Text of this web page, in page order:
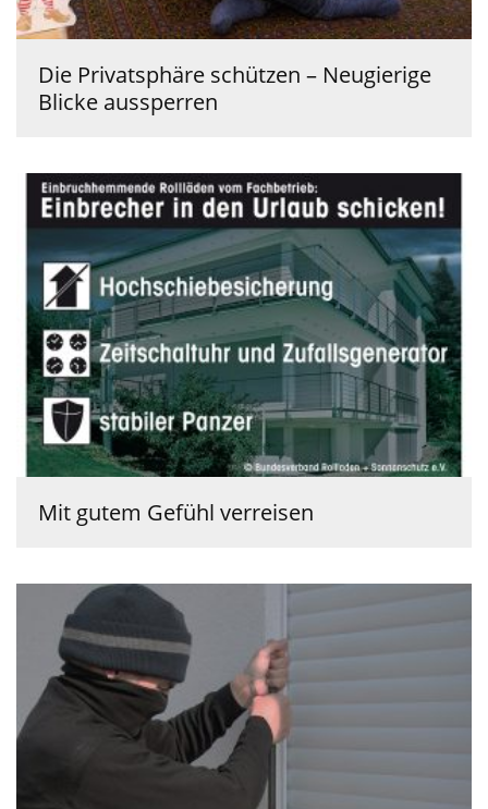
Die Privatsphäre schützen – Neugierige
Blicke aussperren
Mit gutem Gefühl verreisen